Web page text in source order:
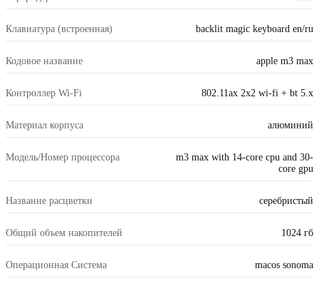
Клавиатура (встроенная) backlit magic keyboard en/ru
Кодовое название apple m3 max
Контроллер Wi-Fi 802.11ax 2x2 wi-fi + bt 5.x
Материал корпуса алюминий
Модель/Номер процессора
m3 max with 14-core cpu and 30-
core gpu
Название расцветки серебристый
Общий объем накопителей 1024 гб
Операционная Система macos sonoma